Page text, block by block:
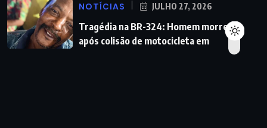
NOTÍCIAS JULHO 27, 2026
Tragédia na BR-324: Homem morre
após colisão de motocicleta em